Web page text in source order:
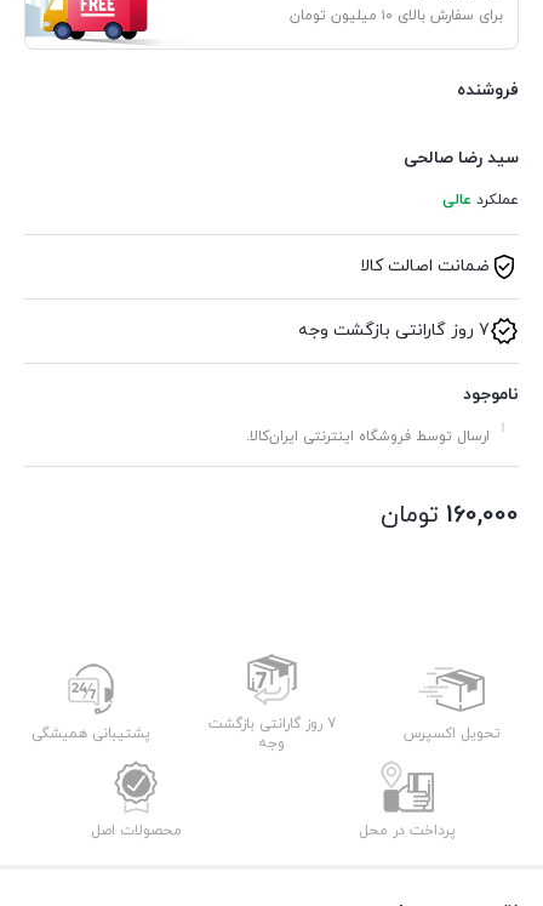
برای سفارش بالای ۱۰ میلیون تومان
فروشنده
سید رضا صالحی
عملکرد عالی
ضمانت اصالت کالا
7 روز گارانتی بازگشت وجه
ناموجود
ارسال توسط فروشگاه اینترنتی ایران‌کالا.
160,000 تومان
تحویل اکسپرس
7 روز گارانتی بازگشت
وجه
پشتیبانی همیشگی
پرداخت در محل محصولات اصل